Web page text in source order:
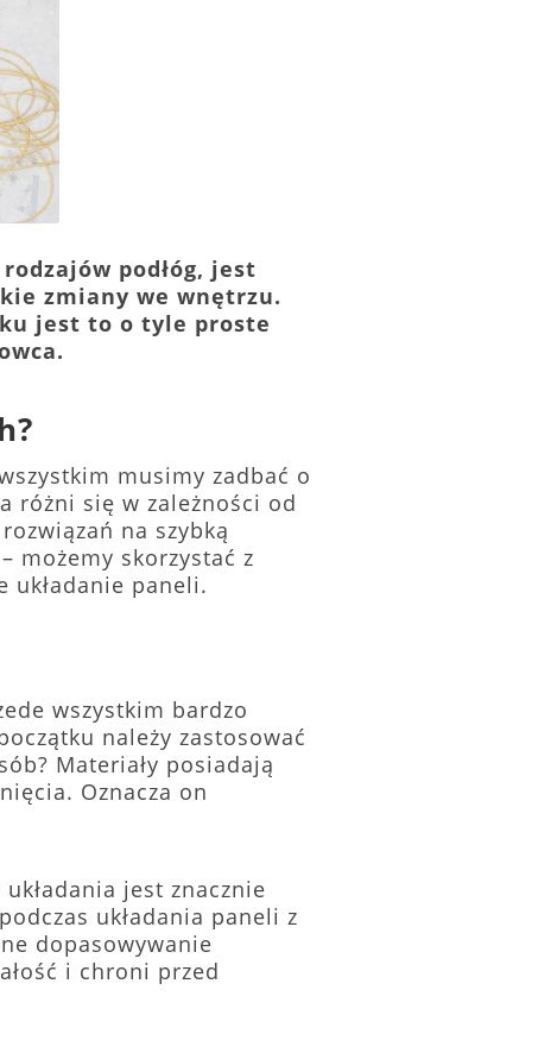
podłóg, jest
zmiany we wnętrzu.
jest to o tyle proste
musimy zadbać o
różni się w zależności od
na szybką
możemy skorzystać z
układanie paneli.
wszystkim bardzo
należy zastosować
Materiały posiadają
Oznacza on
jest znacznie
układania paneli z
dopasowywanie
i chroni przed